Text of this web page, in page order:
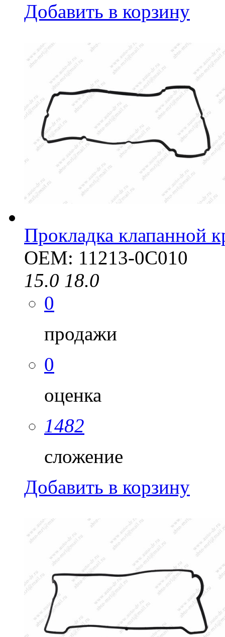
Добавить в корзину
Прокладка клапанной
OEM: 11213-0C010
15.0 18.0
0
продажи
0
оценка
1482
сложение
Добавить в корзину